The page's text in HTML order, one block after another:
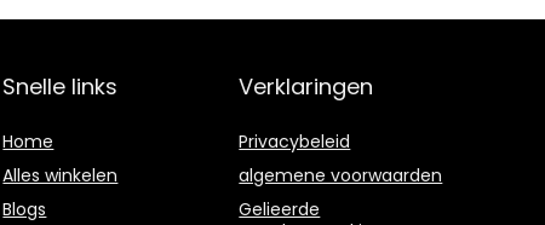
Snelle links
Home
Alles winkelen
Blogs
Verklaringen
Privacybeleid
algemene voorwaarden
Gelieerde